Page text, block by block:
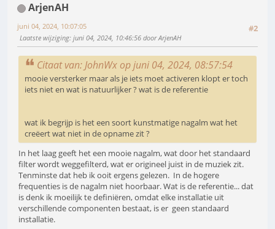
ArjenAH
#2
juni 04, 2024, 10:07:05
Laatste wijziging: juni 04, 2024, 10:46:56 door ArjenAH
Citaat van: JohnWx op juni 04, 2024, 08:57:54
mooie versterker maar als je iets moet activeren klopt er toch
iets niet en wat is natuurlijker ? wat is de referentie
wat ik begrijp is het een soort kunstmatige nagalm wat het
creëert wat niet in de opname zit ?
In het laag geeft het een mooie nagalm, wat door het standaard
filter wordt weggefilterd, wat er origineel juist in de muziek zit.
Tenminste dat heb ik ooit ergens gelezen. In de hogere
frequenties is de nagalm niet hoorbaar. Wat is de referentie... dat
is denk ik moeilijk te definiëren, omdat elke installatie uit
verschillende componenten bestaat, is er geen standaard
installatie.